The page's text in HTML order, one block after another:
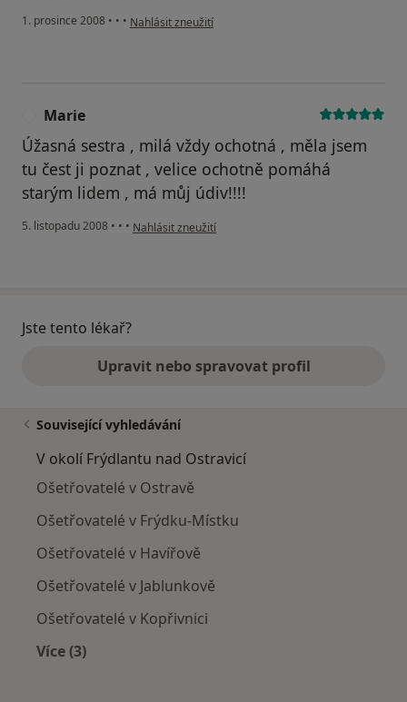
1. prosince 2008 • • • podle názoru uživatele Miroslav Hrtús,vděčný pacient
Nahlásit zneužití
Marie
Úžasná sestra , milá vždy ochotná , měla jsem
tu čest ji poznat , velice ochotně pomáhá
starým lidem , má můj údiv!!!!
5. listopadu 2008 • • • podle názoru uživatele Marie
Nahlásit zneužití
Jste tento lékař?
Upravit nebo spravovat profil
Související vyhledávání
V okolí Frýdlantu nad Ostravicí
Ošetřovatelé v Ostravě
Ošetřovatelé v Frýdku-Místku
Ošetřovatelé v Havířově
Ošetřovatelé v Jablunkově
Ošetřovatelé v Kopřivnici
Více (3)